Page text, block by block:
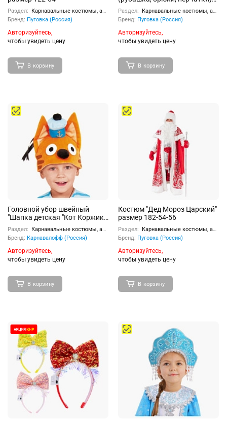
Раздел:
Карнавальные костюмы, аксессуары
Бренд: Пуговка (Россия)
Авторизуйтесь,
чтобы увидеть цену
В корзину
размер 128-64
Раздел:
Карнавальные костюмы, аксессуары
Бренд: Пуговка (Россия)
Авторизуйтесь,
чтобы увидеть цену
В корзину
Головной убор швейный
"Шапка детская "Кот Коржик"
серия "Три Кота" дет. р-р 52-54
Раздел:
Карнавальные костюмы, аксессуары
Бренд: Карнавалофф (Россия)
Авторизуйтесь,
чтобы увидеть цену
В корзину
Костюм "Дед Мороз Царский"
размер 182-54-56
Раздел:
Карнавальные костюмы, аксессуары
Бренд: Пуговка (Россия)
Авторизуйтесь,
чтобы увидеть цену
В корзину